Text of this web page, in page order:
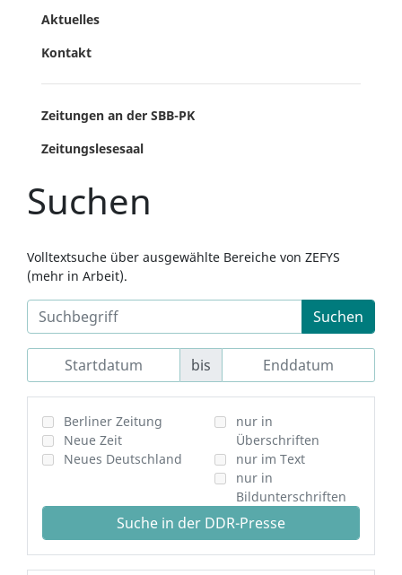
Aktuelles
Kontakt
Zeitungen an der SBB-PK
Zeitungslesesaal
Suchen
Volltextsuche über ausgewählte Bereiche von ZEFYS
(mehr in Arbeit).
Suchen
bis
Berliner Zeitung
Neue Zeit
Neues Deutschland
nur in
Überschriften
nur im Text
nur in
Bildunterschriften
Suche in der DDR-Presse